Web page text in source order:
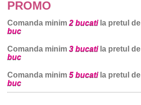
PROMO
Comanda minim 2 bucatila pretul de
buc
Comanda minim 3 bucatila pretul de
buc
Comanda minim 5 bucatila pretul de
buc